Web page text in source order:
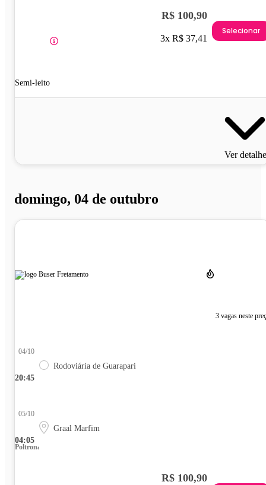
Semi-leito
R$ 100,90
3x R$ 37,41
Selecionar
Ver
domingo, 04 de outubro
3 vagas neste
20:45
04/10
Rodoviária de Guarapari
04:05
05/10
Graal Marfim
Poltrona
R$ 100,90